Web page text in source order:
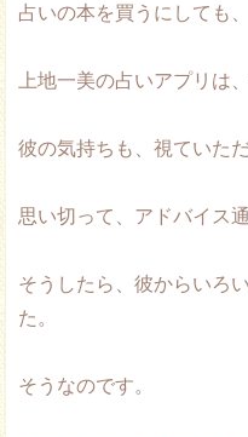
占いの本を買うにしても
上地一美の占いアプリは
彼の気持ちも、視ていた
思い切って、アドバイス
そうしたら、彼からいろ
た。
そうなのです。